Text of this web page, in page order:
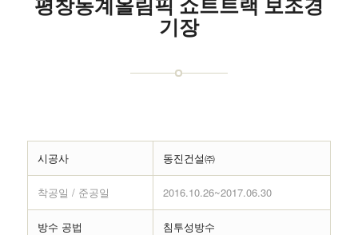
평창동계올림픽 쇼트트랙 보조경
기장
시공사 동진건설㈜
착공일 / 준공일 2016.10.26~2017.06.30
방수 공법
침투성방수